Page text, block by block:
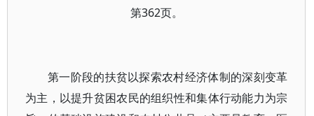
第362页。
第一阶段的扶贫以探索农村经济体制的深刻变革
为主，以提升贫困农民的组织性和集体行动能力为宗